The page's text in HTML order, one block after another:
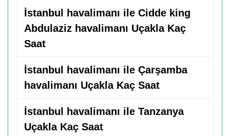
İstanbul havalimanı ile Cidde king
Abdulaziz havalimanı Uçakla Kaç
Saat
İstanbul havalimanı ile Çarşamba
havalimanı Uçakla Kaç Saat
İstanbul havalimanı ile Tanzanya
Uçakla Kaç Saat